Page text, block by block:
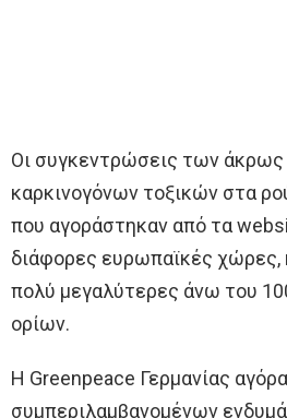
Οι συγκεντρώσεις των άκρως
καρκινογόνων τοξικών στα
που αγοράστηκαν από τα
διάφορες ευρωπαϊκές χώρες,
πολύ μεγαλύτερες άνω του
ορίων.
Η Greenpeace Γερμανίας
συμπεριλαμβανομένων